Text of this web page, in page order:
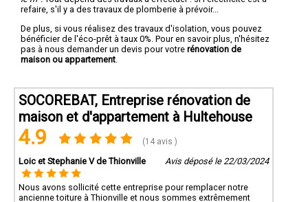
refaire, s'il y a des travaux de plomberie à prévoir...
De plus, si vous réalisez des travaux d'isolation, vous pouvez
bénéficier de l'éco-prêt à taux 0%. Pour en savoir plus, n'hésitez
pas à nous demander un devis pour votre rénovation de
maison ou appartement
SOCOREBAT, Entreprise rénovation de
maison et d'appartement à Hultehouse
4.9 (14 avis )
Loic et Stephanie V de Thionville Avis déposé le 22/03/2024
Nous avons sollicité cette entreprise pour remplacer notre
ancienne toiture à Thionville et nous sommes extrêmement